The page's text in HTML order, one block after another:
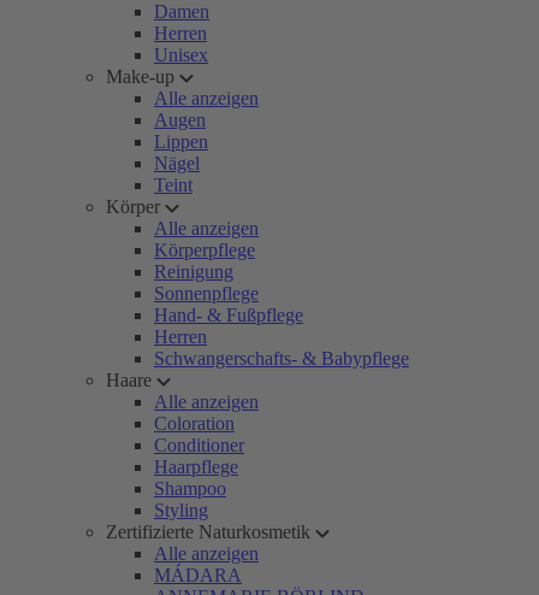
Damen
Herren
Unisex
Make-up
Alle anzeigen
Augen
Lippen
Nägel
Teint
Körper
Alle anzeigen
Körperpflege
Reinigung
Sonnenpflege
Hand- & Fußpflege
Herren
Schwangerschafts- & Babypflege
Haare
Alle anzeigen
Coloration
Conditioner
Haarpflege
Shampoo
Styling
Zertifizierte Naturkosmetik
Alle anzeigen
MÁDARA